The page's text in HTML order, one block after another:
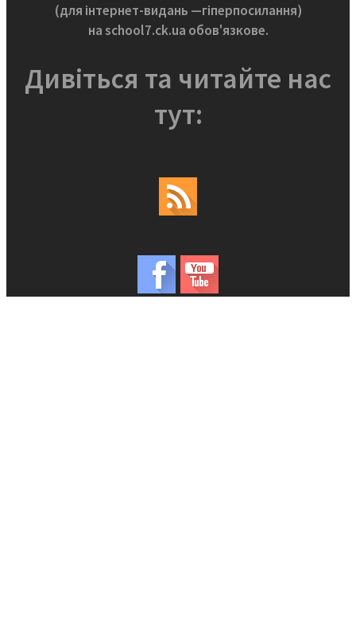
(для інтернет-видань —гіперпосилання)
на school7.ck.ua обов'язкове.
Дивіться та читайте нас
тут: